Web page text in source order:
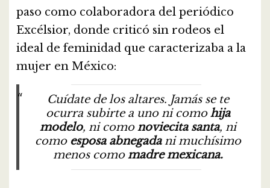
paso como colaboradora del periódico
Excélsior, donde criticó sin rodeos el
ideal de feminidad que caracterizaba a la
mujer en México:
Cuídate de los altares. Jamás se te
ocurra subirte a uno ni comohija
modelo, ni comonoviecita santa, ni
como esposa abnegadani muchísimo
menos comomadre mexicana.